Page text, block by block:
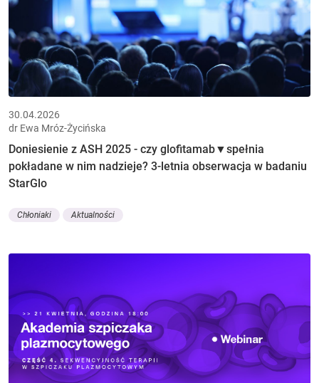
30.04.2026
dr Ewa Mróz-Życińska
Doniesienie z ASH 2025 - czy glofitamab▼spełnia
pokładane w nim nadzieje? 3-letnia obserwacja w badaniu
StarGlo
Chłoniaki Aktualności